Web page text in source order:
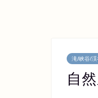
滝/峡谷/渓
自